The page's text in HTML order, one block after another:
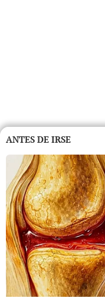
ANTES DE IRSE